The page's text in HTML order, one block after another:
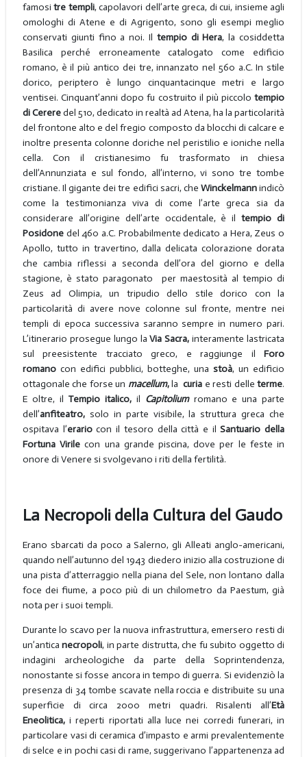
famositre templi, capolavori dell’arte greca, di cui, insieme agli
omologhi di Atene e di Agrigento, sono gli esempi meglio
conservati giunti fino a noi. Il tempio di Hera, la cosiddetta
Basilica perché erroneamente catalogato come edificio
romano, è il più antico dei tre, innanzato nel 560 a.C. In stile
dorico, periptero è lungo cinquantacinque metri e largo
ventisei. Cinquant’anni dopo fu costruito il più piccolotempio
di Cereredel 510, dedicato in realtà ad Atena, ha la particolarità
del frontone alto e del fregio composto da blocchi di calcare e
inoltre presenta colonne doriche nel peristilio e ioniche nella
cella. Con il cristianesimo fu trasformato in chiesa
dell’Annunziata e sul fondo, all’interno, vi sono tre tombe
cristiane. Il gigante dei tre edifici sacri, che Winckelmannindicò
come la testimonianza viva di come l’arte greca sia da
considerare all’origine dell’arte occidentale, è iltempio di
Posidonedel 460 a.C. Probabilmente dedicato a Hera, Zeus o
Apollo, tutto in travertino, dalla delicata colorazione dorata
che cambia riflessi a seconda dell’ora del giorno e della
stagione, è stato paragonato per maestosità al tempio di
Zeus ad Olimpia, un tripudio dello stile dorico con la
particolarità di avere nove colonne sul fronte, mentre nei
templi di epoca successiva saranno sempre in numero pari.
L’itinerario prosegue lungo laVia Sacra,interamente lastricata
sul preesistente tracciato greco, e raggiunge ilForo
romanocon edifici pubblici, botteghe, una stoà, un edificio
ottagonale che forse un macellum,la curia e resti delleterme.
E oltre, il Tempio italico, il Capitolium romano e una parte
dell’anfiteatro, solo in parte visibile, la struttura greca che
ospitava l’erariocon il tesoro della città e ilSantuario della
Fortuna Virile con una grande piscina, dove per le feste in
onore di Venere si svolgevano i riti della fertilità.
La Necropoli della Cultura del Gaudo
Erano sbarcati da poco a Salerno, gli Alleati anglo-americani,
quando nell’autunno del 1943 diedero inizio alla costruzione di
una pista d’atterraggio nella piana del Sele, non lontano dalla
foce dei fiume, a poco più di un chilometro da Paestum, già
nota per i suoi templi.
Durante lo scavo per la nuova infrastruttura, emersero resti di
un’anticanecropoli, in parte distrutta, che fu subito oggetto di
indagini archeologiche da parte della Soprintendenza,
nonostante si fosse ancora in tempo di guerra. Si evidenziò la
presenza di 34 tombe scavate nella roccia e distribuite su una
superficie di circa 2000 metri quadri. Risalenti all’Età
Eneolitica,i reperti riportati alla luce nei corredi funerari, in
particolare vasi di ceramica d’impasto e armi prevalentemente
di selce e in pochi casi di rame, suggerivano l’appartenenza ad